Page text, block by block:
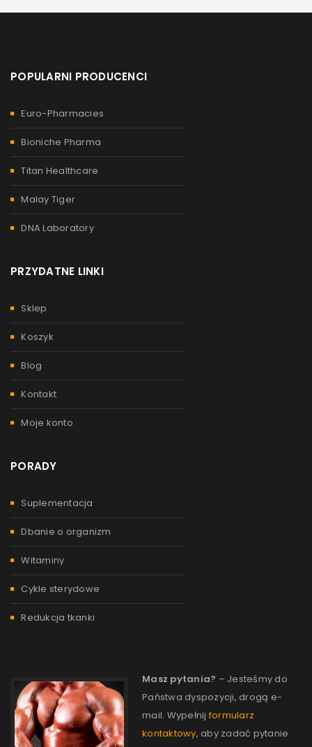
POPULARNI PRODUCENCI
Euro-Pharmacies
Bioniche Pharma
Titan Healthcare
Malay Tiger
DNA Laboratory
PRZYDATNE LINKI
Sklep
Koszyk
Blog
Kontakt
Moje konto
PORADY
Suplementacja
Dbanie o organizm
Witaminy
Cykle sterydowe
Redukcja tkanki
Masz pytania? – Jesteśmy do
Państwa dyspozycji, drogą e-
mail. Wypełnijformularz
kontaktowy, aby zadać pytanie